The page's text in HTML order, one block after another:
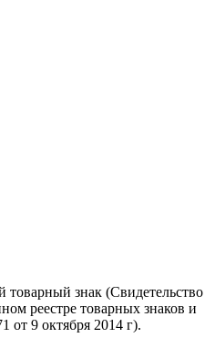
товарный знак (Свидетельство
реестре товарных знаков и
от 9 октября 2014 г).